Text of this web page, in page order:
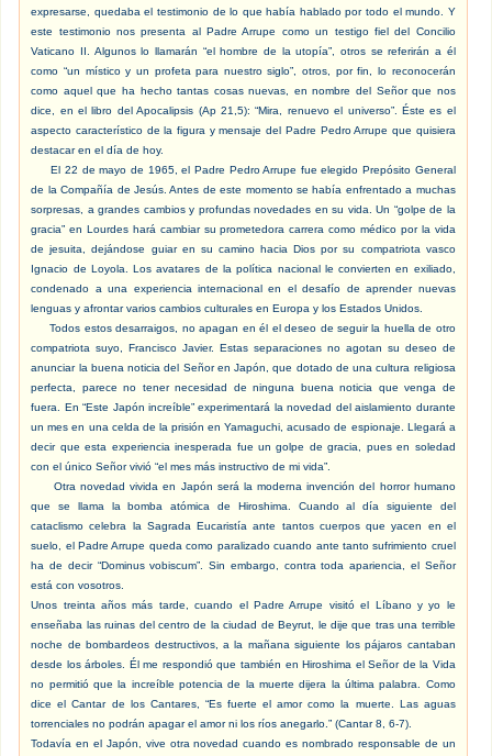
expresarse, quedaba el testimonio de lo que había hablado por todo el mundo. Y
este testimonio nos presenta al Padre Arrupe como un testigo fiel del Concilio
Vaticano II. Algunos lo llamarán “el hombre de la utopía”, otros se referirán a él
como “un místico y un profeta para nuestro siglo”, otros, por fin, lo reconocerán
como aquel que ha hecho tantas cosas nuevas, en nombre del Señor que nos
dice, en el libro del Apocalipsis (Ap 21,5): “Mira, renuevo el universo”. Éste es el
aspecto característico de la figura y mensaje del Padre Pedro Arrupe que quisiera
destacar en el día de hoy.
El 22 de mayo de 1965, el Padre Pedro Arrupe fue elegido Prepósito General
de la Compañía de Jesús. Antes de este momento se había enfrentado a muchas
sorpresas, a grandes cambios y profundas novedades en su vida. Un “golpe de la
gracia” en Lourdes hará cambiar su prometedora carrera como médico por la vida
de jesuita, dejándose guiar en su camino hacia Dios por su compatriota vasco
Ignacio de Loyola. Los avatares de la política nacional le convierten en exiliado,
condenado a una experiencia internacional en el desafío de aprender nuevas
lenguas y afrontar varios cambios culturales en Europa y los Estados Unidos.
Todos estos desarraigos, no apagan en él el deseo de seguir la huella de otro
compatriota suyo, Francisco Javier. Estas separaciones no agotan su deseo de
anunciar la buena noticia del Señor en Japón, que dotado de una cultura religiosa
perfecta, parece no tener necesidad de ninguna buena noticia que venga de
fuera. En “Este Japón increíble” experimentará la novedad del aislamiento durante
un mes en una celda de la prisión en Yamaguchi, acusado de espionaje. Llegará a
decir que esta experiencia inesperada fue un golpe de gracia, pues en soledad
con el único Señor vivió “el mes más instructivo de mi vida”.
Otra novedad vivida en Japón será la moderna invención del horror humano
que se llama la bomba atómica de Hiroshima. Cuando al día siguiente del
cataclismo celebra la Sagrada Eucaristía ante tantos cuerpos que yacen en el
suelo, el Padre Arrupe queda como paralizado cuando ante tanto sufrimiento cruel
ha de decir “Dominus vobiscum”. Sin embargo, contra toda apariencia, el Señor
está con vosotros.
Unos treinta años más tarde, cuando el Padre Arrupe visitó el Líbano y yo le
enseñaba las ruinas del centro de la ciudad de Beyrut, le dije que tras una terrible
noche de bombardeos destructivos, a la mañana siguiente los pájaros cantaban
desde los árboles. Él me respondió que también en Hiroshima el Señor de la Vida
no permitió que la increíble potencia de la muerte dijera la última palabra. Como
dice el Cantar de los Cantares, “Es fuerte el amor como la muerte. Las aguas
torrenciales no podrán apagar el amor ni los ríos anegarlo.” (Cantar 8, 6-7).
Todavía en el Japón, vive otra novedad cuando es nombrado responsable de un